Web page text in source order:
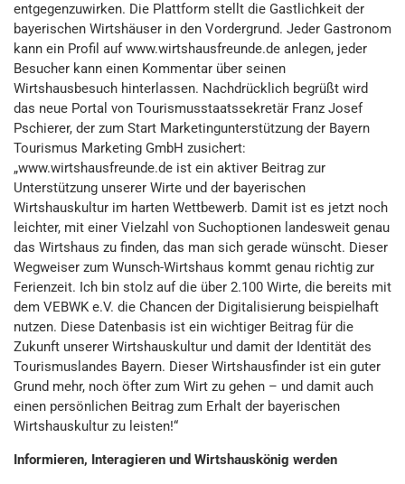
entgegenzuwirken. Die Plattform stellt die Gastlichkeit der
bayerischen Wirtshäuser in den Vordergrund. Jeder Gastronom
kann ein Profil auf www.wirtshausfreunde.de anlegen, jeder
Besucher kann einen Kommentar über seinen
Wirtshausbesuch hinterlassen. Nachdrücklich begrüßt wird
das neue Portal von Tourismusstaatssekretär Franz Josef
Pschierer, der zum Start Marketingunterstützung der Bayern
Tourismus Marketing GmbH zusichert:
„www.wirtshausfreunde.de ist ein aktiver Beitrag zur
Unterstützung unserer Wirte und der bayerischen
Wirtshauskultur im harten Wettbewerb. Damit ist es jetzt noch
leichter, mit einer Vielzahl von Suchoptionen landesweit genau
das Wirtshaus zu finden, das man sich gerade wünscht. Dieser
Wegweiser zum Wunsch-Wirtshaus kommt genau richtig zur
Ferienzeit. Ich bin stolz auf die über 2.100 Wirte, die bereits mit
dem VEBWK e.V. die Chancen der Digitalisierung beispielhaft
nutzen. Diese Datenbasis ist ein wichtiger Beitrag für die
Zukunft unserer Wirtshauskultur und damit der Identität des
Tourismuslandes Bayern. Dieser Wirtshausfinder ist ein guter
Grund mehr, noch öfter zum Wirt zu gehen – und damit auch
einen persönlichen Beitrag zum Erhalt der bayerischen
Wirtshauskultur zu leisten!“
Informieren, Interagieren und Wirtshauskönig werden